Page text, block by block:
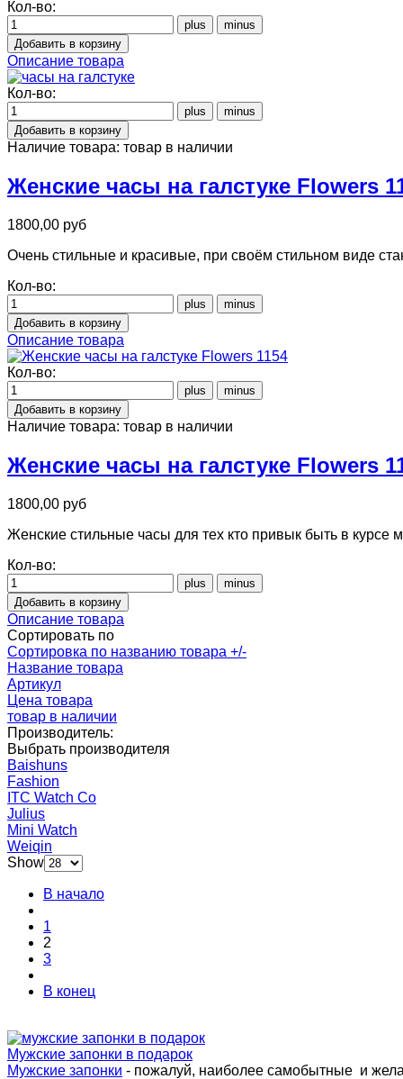
Кол-во:
Описание товара
Кол-во:
Наличие товара: товар в наличии
Женские часы на галстуке Flowers
1800,00 руб
Очень стильные и красивые, при своём стильном виде
Кол-во:
Описание товара
Кол-во:
Наличие товара: товар в наличии
Женские часы на галстуке Flowers
1800,00 руб
Женские стильные часы для тех кто привык быть в
Кол-во:
Описание товара
Сортировать по
Сортировка по названию товара +/-
Название товара
Артикул
Цена товара
товар в наличии
Производитель:
Выбрать производителя
Baishuns
Fashion
ITC Watch Co
Julius
Mini Watch
Weiqin
Show
В начало
1
2
3
В конец
Мужские запонки в подарок
Мужские запонки - пожалуй, наиболее самобытные и